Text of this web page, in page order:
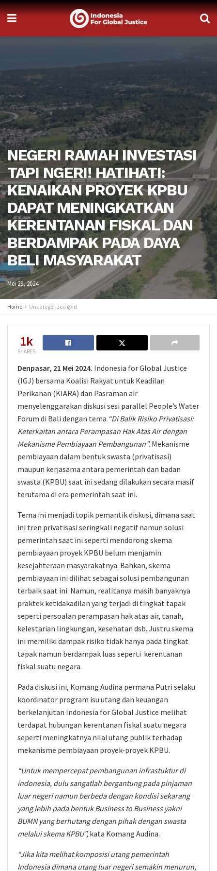
NEGERI RAMAH INVESTASI
TAPI NGERI! HATIHATI:
KENAIKAN PROYEK KPBU
DAPAT MENINGKATKAN
KERENTANAN FISKAL DAN
BERDAMPAK PADA DAYA
BELI MASYARAKAT
Mei 29, 2024
Home Uncategorized @id
1k
SHARES
Denpasar, 21 Mei 2024. Indonesia for Global Justice
(IGJ) bersama Koalisi Rakyat untuk Keadilan
Perikanan (KIARA) dan Pasraman air
menyelenggarakan diskusi sesi parallel People’s Water
Forum di Bali dengan tema “Di Balik Risiko Privatisasi:
Keterkaitan antara Perampasan Hak Atas Air dengan
Mekanisme Pembiayaan Pembangunan”. Mekanisme
pembiayaan dalam bentuk swasta (privatisasi)
maupun kerjasama antara pemerintah dan badan
swasta (KPBU) saat ini sedang dilakukan secara masif
terutama di era pemerintah saat ini.
Tema ini menjadi topik pemantik diskusi, dimana saat
ini tren privatisasi seringkali negatif namun solusi
pemerintah saat ini seperti mendorong skema
pembiayaan proyek KPBU belum menjamin
kesejahteraan masyarakatnya. Bahkan, skema
pembiayaan ini dilihat sebagai solusi pembangunan
terbaik saat ini. Namun, realitanya masih banyaknya
praktek ketidakadilan yang terjadi di tingkat tapak
seperti persoalan perampasan hak atas air, tanah,
kelestarian lingkungan, kesehatan dsb. Justru skema
ini memiliki dampak risiko tidak hanya pada tingkat
tapak namun berdampak luas seperti kerentanan
fiskal suatu negara.
Pada diskusi ini, Komang Audina permana Putri selaku
koordinator program isu utang dan keuangan
berkelanjutan Indonesia for Global Justice melihat
terdapat hubungan kerentanan fiskal suatu negara
seperti meningkatnya nilai utang publik terhadap
mekanisme pembiayaan proyek-proyek KPBU.
“Untuk mempercepat pembangunan infrastuktur di
indonesia, dulu sangatlah bergantung pada pinjaman
luar negeri namun berbeda dengan kondisi sekarang
yang lebih pada bentuk Business to Business yakni
BUMN yang berhutang dengan pihak dengan swasta
melalui skema KPBU”, kata Komang Audina.
“Jika kita melihat komposisi utang pemerintah
Indonesia dimana utang luar negeri semakin menurun,